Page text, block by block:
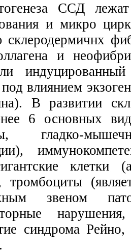
ССД
и микро
склеродермичнх
и
влиянием
В развитии
6 основных
гладко-
клетки
тромбоциты
звеном
синдрома